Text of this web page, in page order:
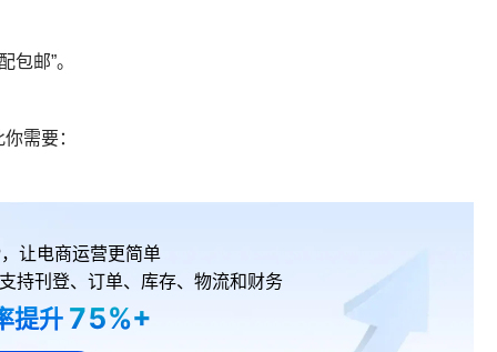
邮”。
需要：
让电商运营更简单
持刊登、订单、库存、物流和财务
提升 75%+